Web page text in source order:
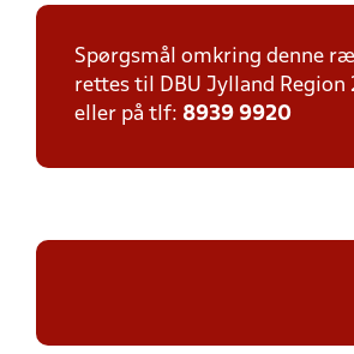
Spørgsmål omkring denne
rettes til DBU Jylland Region
eller på tlf: 8939 9920